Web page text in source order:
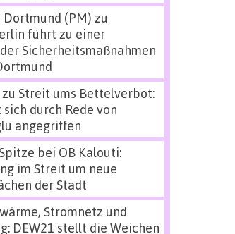
Dortmund (PM) zu
führt zu einer
Sicherheitsmaßnahmen
zu Streit ums Bettelverbot:
durch Rede von
angegriffen
bei OB Kalouti:
im Streit um neue
der Stadt
Stromnetz und
DEW21 stellt die Weichen